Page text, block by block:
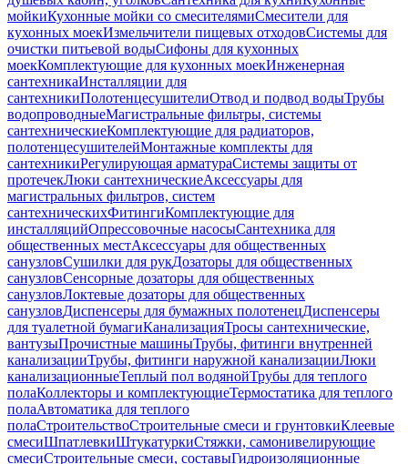
мойкиКухонные мойки со смесителямиСмесители для
кухонных моекИзмельчители пищевых отходовСистемы для
очистки питьевой водыСифоны для кухонных
моекКомплектующие для кухонных моекИнженерная
сантехникаИнсталляции для
сантехникиПолотенцесушителиОтвод и подвод водыТрубы
водопроводныеМагистральные фильтры, системы
сантехническиеКомплектующие для радиаторов,
полотенцесушителейМонтажные комплекты для
сантехникиРегулирующая арматураСистемы защиты от
протечекЛюки сантехническиеАксессуары для
магистральных фильтров, систем
сантехническихФитингиКомплектующие для
инсталляцийОпрессовочные насосыСантехника для
общественных местАксессуары для общественных
санузловСушилки для рукДозаторы для общественных
санузловСенсорные дозаторы для общественных
санузловЛоктевые дозаторы для общественных
санузловДиспенсеры для бумажных полотенецДиспенсеры
для туалетной бумагиКанализацияТросы сантехнические,
вантузыПрочистные машиныТрубы, фитинги внутренней
канализацииТрубы, фитинги наружной канализацииЛюки
канализационныеТеплый пол водянойТрубы для теплого
полаКоллекторы и комплектующиеТермостатика для теплого
полаАвтоматика для теплого
полаСтроительствоСтроительные смеси и грунтовкиКлеевые
смесиШпатлевкиШтукатуркиСтяжки, самонивелирующие
смесиСтроительные смеси, составыГидроизоляционные